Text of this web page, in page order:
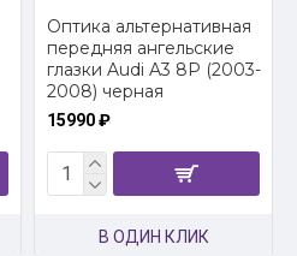
Оптика альтернативная
передняя ангельские
глазки Audi A3 8P (2003-
2008) черная
15990 ₽
В ОДИН КЛИК